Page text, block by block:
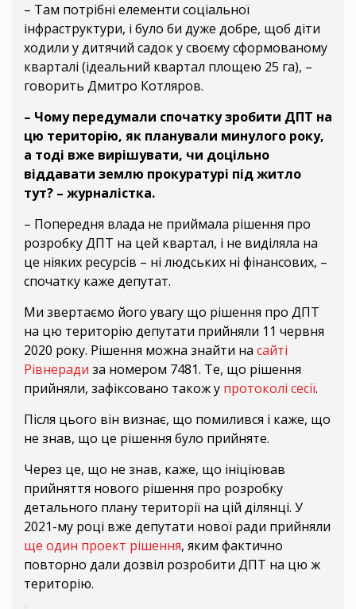
– Там потрібні елементи соціальної
інфраструктури, і було би дуже добре, щоб діти
ходили у дитячий садок у своєму сформованому
кварталі (ідеальний квартал площею 25 га), –
говорить Дмитро Котляров.
– Чому передумали спочатку зробити ДПТ на
цю територію, як планували минулого року,
а тоді вже вирішувати, чи доцільно
віддавати землю прокуратурі під житло
тут? – журналістка.
– Попередня влада не приймала рішення про
розробку ДПТ на цей квартал, і не виділяла на
це ніяких ресурсів – ні людських ні фінансових, –
спочатку каже депутат.
Ми звертаємо його увагу що рішення про ДПТ
на цю територію депутати прийняли 11 червня
2020 року. Рішення можна знайти на сайті
Рівнеради за номером 7481. Те, що рішення
прийняли, зафіксовано також у протоколі сесії.
Після цього він визнає, що помилився і каже, що
не знав, що це рішення було прийняте.
Через це, що не знав, каже, що ініціював
прийняття нового рішення про розробку
детального плану території на цій ділянці. У
2021-му році вже депутати нової ради прийняли
ще один проект рішення, яким фактично
повторно дали дозвіл розробити ДПТ на цю ж
територію.